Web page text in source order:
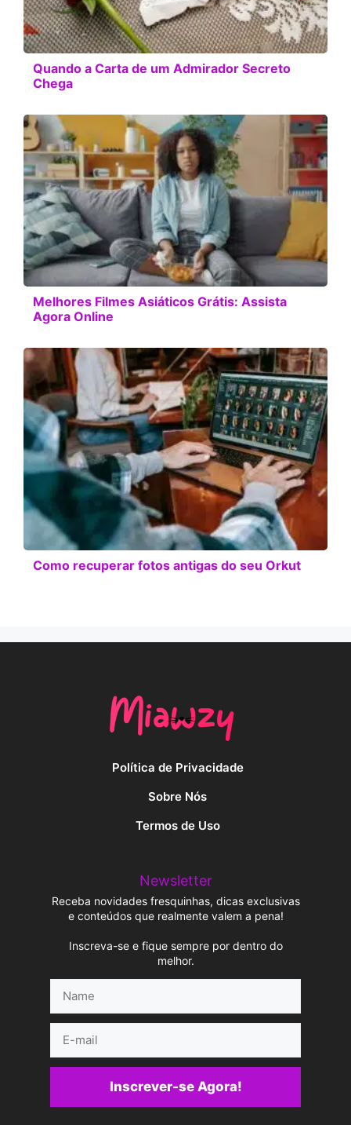
Quando a Carta de um Admirador Secreto
Chega
Melhores Filmes Asiáticos Grátis: Assista
Agora Online
Como recuperar fotos antigas do seu Orkut
Política de Privacidade
Sobre Nós
Termos de Uso
Newsletter
Receba novidades fresquinhas, dicas exclusivas
e conteúdos que realmente valem a pena!
Inscreva-se e fique sempre por dentro do
melhor.
mail
Inscrever-se Agora!